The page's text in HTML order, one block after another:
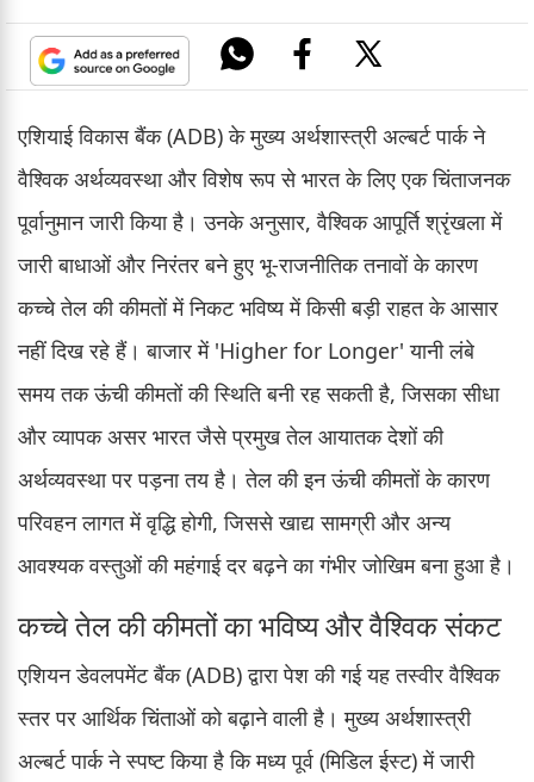
एशियाई विकास बैंक (ADB) के मुख्य अर्थशास्त्री अल्बर्ट पार्क ने
वैश्विक अर्थव्यवस्था और विशेष रूप से भारत के लिए एक चिंताजनक
पूर्वानुमान जारी किया है। उनके अनुसार, वैश्विक आपूर्ति श्रृंखला में
जारी बाधाओं और निरंतर बने हुए भू-राजनीतिक तनावों के कारण
कच्चे तेल की कीमतों में निकट भविष्य में किसी बड़ी राहत के आसार
नहीं दिख रहे हैं। बाजार में 'Higher for Longer' यानी लंबे
समय तक ऊंची कीमतों की स्थिति बनी रह सकती है, जिसका सीधा
और व्यापक असर भारत जैसे प्रमुख तेल आयातक देशों की
अर्थव्यवस्था पर पड़ना तय है। तेल की इन ऊंची कीमतों के कारण
परिवहन लागत में वृद्धि होगी, जिससे खाद्य सामग्री और अन्य
आवश्यक वस्तुओं की महंगाई दर बढ़ने का गंभीर जोखिम बना हुआ है।
कच्चे तेल की कीमतों का भविष्य और वैश्विक संकट
एशियन डेवलपमेंट बैंक (ADB) द्वारा पेश की गई यह तस्वीर वैश्विक
स्तर पर आर्थिक चिंताओं को बढ़ाने वाली है। मुख्य अर्थशास्त्री
अल्बर्ट पार्क ने स्पष्ट किया है कि मध्य पूर्व (मिडिल ईस्ट) में जारी